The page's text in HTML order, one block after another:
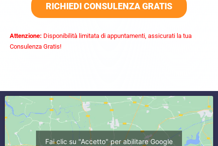
RICHIEDI CONSULENZA GRATIS
Attenzione: Disponibilità limitata di appuntamenti, assicurati la tua
Consulenza Gratis!
Fai clic su "Accetto" per abilitare Google